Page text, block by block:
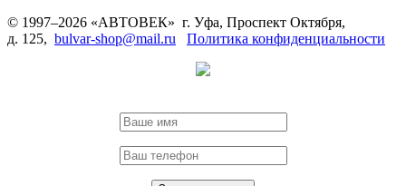
© 1997–2026 «АВТОВЕК» г. Уфа, Проспект Октября,
д. 125, bulvar-shop@mail.ru Политика конфиденциальности